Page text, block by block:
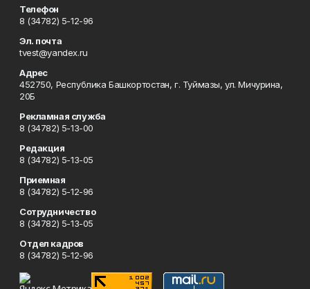
Телефон
8 (34782) 5-12-96
Эл. почта
tvest@yandex.ru
Адрес
452750, Республика Башкортостан, г. Туймазы, ул. Мичурина,
20Б
Рекламная служба
8 (34782) 5-13-00
Редакция
8 (34782) 5-13-05
Приемная
8 (34782) 5-12-96
Сотрудничество
8 (34782) 5-13-05
Отдел кадров
8 (34782) 5-12-96